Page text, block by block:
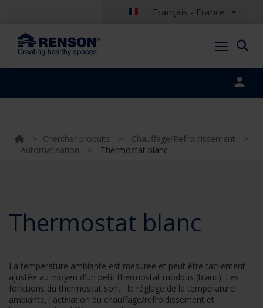
Français - France
> Chercher produits > Chauffage/Refroidissement
>
Automatisation
> Thermostat blanc
Thermostat blanc
La température ambiante est mesurée et peut être facilement
ajustée au moyen d'un petit thermostat modbus (blanc). Les
fonctions du thermostat sont : le réglage de la température
ambiante, l'activation du chauffage/refroidissement et